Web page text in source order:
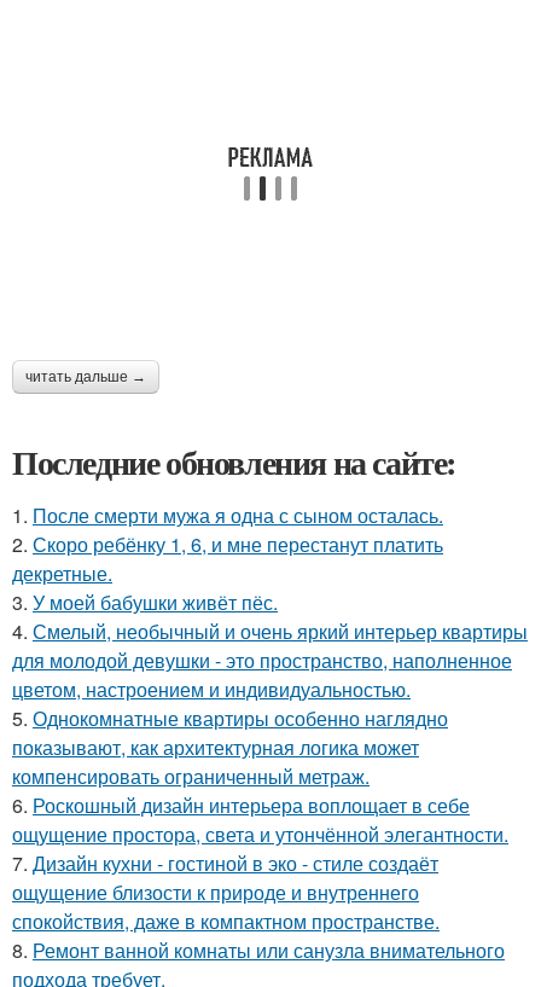
читать дальше →
Последние обновления на сайте:
1. После смерти мужа я одна с сыном осталась.
2. Скоро ребёнку 1, 6, и мне перестанут платить
декретные.
3. У моей бабушки живёт пёс.
4. Смелый, необычный и очень яркий интерьер квартиры
для молодой девушки - это пространство, наполненное
цветом, настроением и индивидуальностью.
5. Однокомнатные квартиры особенно наглядно
показывают, как архитектурная логика может
компенсировать ограниченный метраж.
6. Роскошный дизайн интерьера воплощает в себе
ощущение простора, света и утончённой элегантности.
7. Дизайн кухни - гостиной в эко - стиле создаёт
ощущение близости к природе и внутреннего
спокойствия, даже в компактном пространстве.
8. Ремонт ванной комнаты или санузла внимательного
подхода требует.